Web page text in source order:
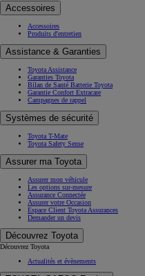
Accessoires
Accessoires
Produits d'entretien
Assistance & Garanties
Toyota Assistance
Garanties Toyota
Bilan de Santé Batterie Toyota
Garantie Confort Extracare
Campagnes de rappel
Systèmes de sécurité
Toyota T-Mate
Toyota Safety Sense
Assurer ma Toyota
Assurer mon véhicule
Les options sur-mesure
Assurance Connectée
Assurer votre Occasion
Espace Client Toyota Assurances
Demander un devis
Découvrez Toyota
Découvrez Toyota
Actualités et évènements